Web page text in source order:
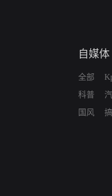
自媒体
全部
科普
国风